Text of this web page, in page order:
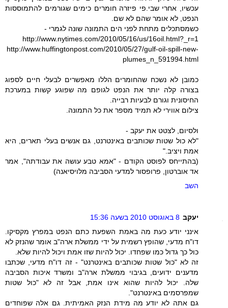
עכשיו, אחרי שבי.פי פיזרה חומרים כימים שגורמים להתמוססות
הנפט, לא אומר שהם לא שם.
כשמסתכלים מתחת לפני הים התמונה שונה לגמרי -
http://www.nytimes.com/2010/05/16/us/16oil.html?_r=1
http://www.huffingtonpost.com/2010/05/27/gulf-oil-spill-new-
plumes_n_591994.html
כמובן לא נשכח שהחומרים הללו מאפשרים לבעלי חיים לספוג
בצורה קלה יותר את הנפט לגופם מה שפוגע קשות במערכת
החיסונית וגורם לבעיות רבייה.
צילום אווירי לא תמיד מספר את כל התמונה.
ולסיום, לצטט את יעקב -
"לא כול שטות שכותבים באינטרנט, גם אנשים בעלי תארים, היא
אמת ויציב."
(בהתייחס לפוסט הקודם - "אמא טבע עושה את עבודתה", אמר
אד אוברטון, פרופסור למדעי הסביבה מלויסיאנה)
השב
יעקב 8 באוגוסט 2010 בשעה 15:36
אינני יודע כעת מה באמת השפעת כתם הנפט במפרץ מקסיקו.
דו"ח מדעי, שהופץ רשמית על ידי ממשלת ארה"ב אומר שהנזק לא
כול כך גדול כמו שפחדו. יכול להיות שזו אמת ויכול להיות שלא.
זה לא "כול שטות שכותבים באינטרנט" - זה דו"ח מדעי, שכתבו
מדענים ידועים, בגיבוי ממשלת ארה"ב ומשרד איכות הסביבה
שלה. יכול להיות שהוא אינו אמת, אבל זה לא "כול שטות
שמפרסמים באינטרנט".
גם אתה לא יודע מה מידת הנזק האמיתית. גם אלה שפוחדים